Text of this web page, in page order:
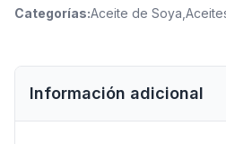
Categorías:Aceite de Soya
Información adicional